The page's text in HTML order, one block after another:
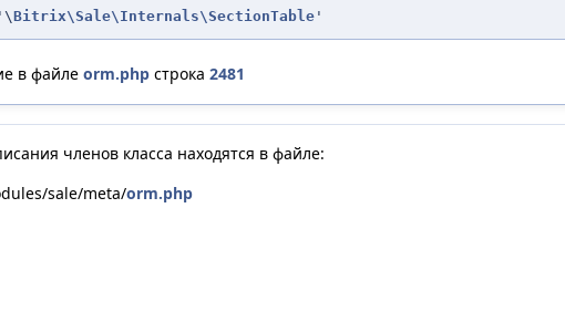
Bitrix\Sale\Internals\SectionTable '
в файле orm.php строка 2481
членов класса находятся в файле:
sale/meta/orm.php